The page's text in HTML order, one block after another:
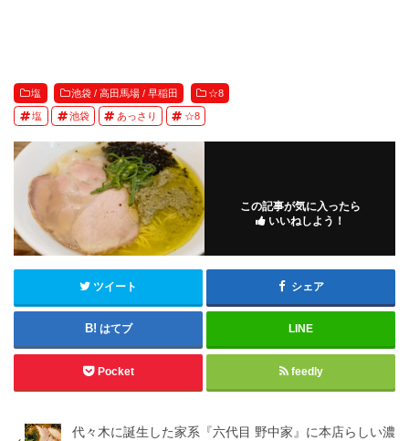
塩 池袋 / 高田馬場 / 早稲田 ☆8
塩 池袋 あっさり ☆8
この記事が気に入ったら
いいねしよう！
ツイート シェア
はてブ LINE
Pocket feedly
代々木に誕生した家系『六代目 野中家』に本店らしい濃